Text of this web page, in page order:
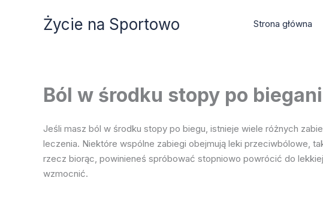
Życie na Sportowo Strona główna
Ból w środku stopy po
Jeśli masz ból w środku stopy po biegu, istnieje wiele różnych
leczenia. Niektóre wspólne zabiegi obejmują leki przeciwbólowe,
rzecz biorąc, powinieneś spróbować stopniowo powrócić do
wzmocnić.